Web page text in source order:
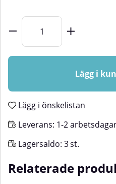
Lägg i
Lägg i önskelistan
Leverans: 1-2
Lagersaldo: 3st.
Relaterade